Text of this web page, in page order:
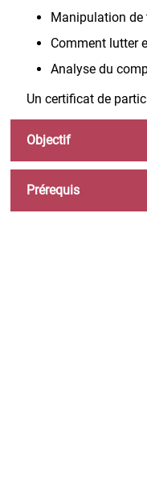
Manipulation de
Comment lutter
Analyse du
Un certificat de
Objectif
Prérequis